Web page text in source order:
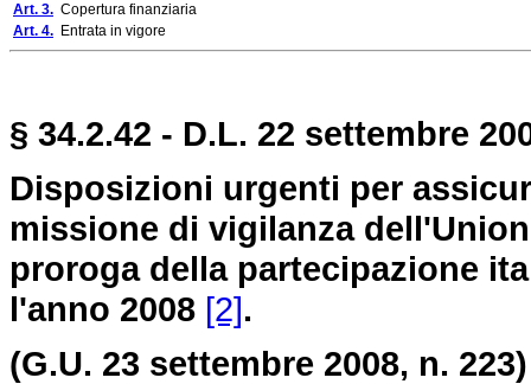
Art. 3. Copertura finanziaria
Art. 4. Entrata in vigore
§ 34.2.42 - D.L. 22 settembre
Disposizioni urgenti per
missione di vigilanza
proroga della partecipazione
l'anno 2008 [2].
(G.U. 23 settembre 2008, n. 223)